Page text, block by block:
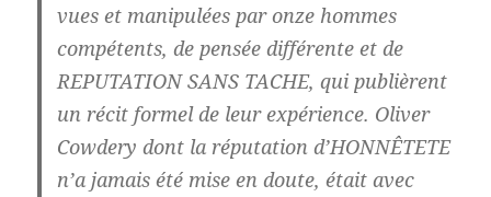
vues et manipulées par onze hommes
compétents, de pensée différente et de
REPUTATION SANS TACHE, qui publièrent
un récit formel de leur expérience. Oliver
Cowdery dont la réputation d’HONNÊTETE
n’a jamais été mise en doute, était avec